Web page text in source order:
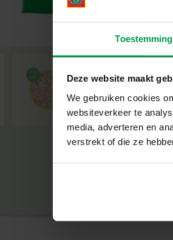
Toestemming
Deze website maakt
We gebruiken cookies
websiteverkeer te
media, adverteren en
verstrekt of die ze